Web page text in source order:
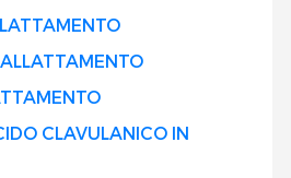
CLAVULANICO IN